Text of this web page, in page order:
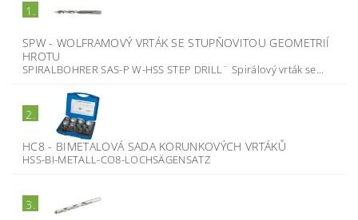
1.
SPW - WOLFRAMOVÝ VRTÁK SE STUPŇOVITOU GEOMETRIÍ
HROTU
SPIRALBOHRER SAS-P W-HSS STEP DRILL¨ Spirálový vrták se...
2.
HC8 - BIMETALOVÁ SADA KORUNKOVÝCH VRTÁKŮ
HSS-BI-METALL-CO8-LOCHSÄGENSATZ
3.